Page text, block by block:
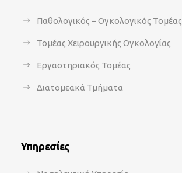
Παθολογικός – Ογκολογικός Τομέας
Τομέας Χειρουργικής Ογκολογίας
Εργαστηριακός Τομέας
Διατομεακά Τμήματα
Υπηρεσίες